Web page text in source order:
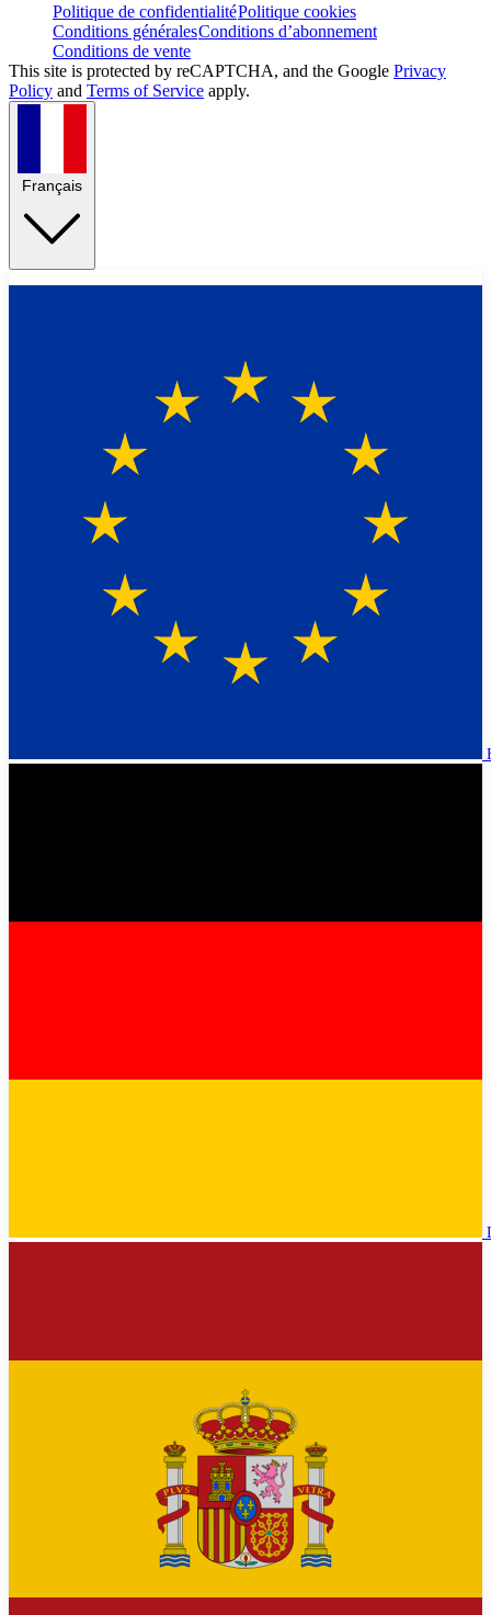
Politique de confidentialitéPolitique cookies
Conditions généralesConditions d’abonnement
Conditions de vente
This site is protected by reCAPTCHA, and the Google Privacy
Policy and Terms of Service apply.
Français